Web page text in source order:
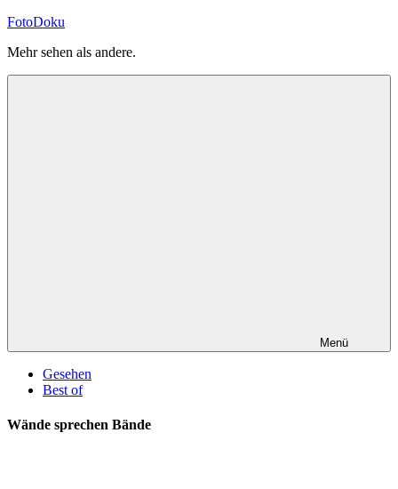
Zum
springen
FotoDoku
Mehr sehen als andere.
Menü
Gesehen
Best of
Wände sprechen Bände